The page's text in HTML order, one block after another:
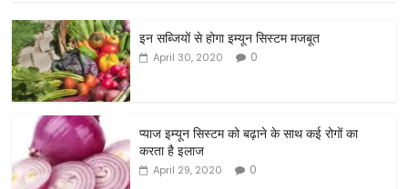
c
e
b
o
o
k
itt
er
ar
e
इन सब्जियों से होगा इम्यून सिस्टम मजबूत
April 30, 2020 0
प्याज इम्यून सिस्टम को बढ़ाने के साथ कई रोगों का
करता है इलाज
April 29, 2020 0